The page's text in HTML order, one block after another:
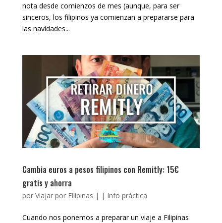
nota desde comienzos de mes (aunque, para ser
sinceros, los filipinos ya comienzan a prepararse para
las navidades...
Cambia euros a pesos filipinos con Remitly: 15€
gratis y ahorra
por Viajar por Filipinas | | Info práctica
Cuando nos ponemos a preparar un viaje a Filipinas